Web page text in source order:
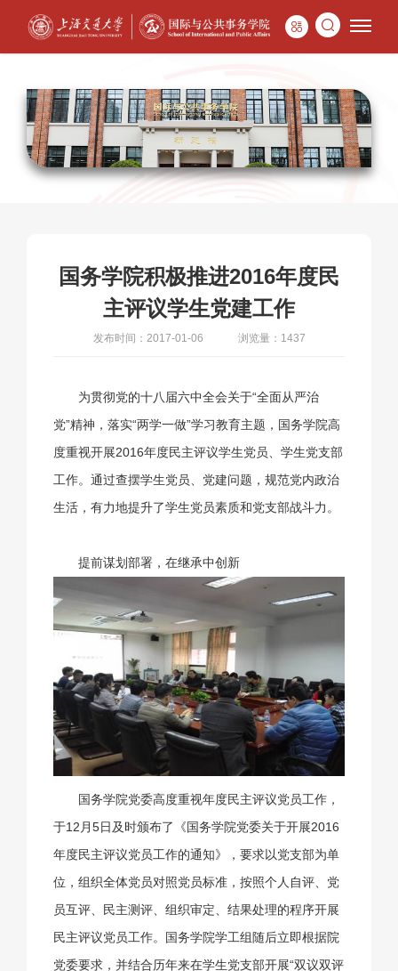
国务学院积极推进2016年度民
主评议学生党建工作
发布时间：2017-01-06 浏览量：1437
为贯彻党的十八届六中全会关于“全面从严治
党”精神，落实“两学一做”学习教育主题，国务学院高
度重视开展2016年度民主评议学生党员、学生党支部
工作。通过查摆学生党员、党建问题，规范党内政治
生活，有力地提升了学生党员素质和党支部战斗力。
提前谋划部署，在继承中创新
国务学院党委高度重视年度民主评议党员工作，
于12月5日及时颁布了《国务学院党委关于开展2016
年度民主评议党员工作的通知》，要求以党支部为单
位，组织全体党员对照党员标准，按照个人自评、党
员互评、民主测评、组织审定、结果处理的程序开展
民主评议党员工作。国务学院学工组随后立即根据院
党委要求，并结合历年来在学生党支部开展“双议双评